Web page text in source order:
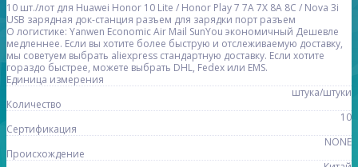
10 шт./лот для Huawei Honor 10 Lite / Honor Play 7 7A 7X 8A 8C / Nova 3i
USB зарядная док-станция разъем для зарядки порт разъем
О логистике: Yanwen Economic Air Mail SunYou экономичный Дешевле
медленнее. Если вы хотите более быструю и отслеживаемую доставку,
мы советуем выбрать aliexpress стандартную доставку. Если хотите
гораздо быстрее, можете выбрать DHL, Fedex или EMS.
Единица измерения
штука/штуки
Количество
10
Сертификация
NONE
Происхождение